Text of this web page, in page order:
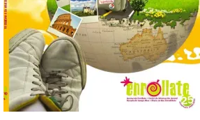
Nueva edición de León
de…viaje. Una iniciativa
organizado por la sección
juvenil de la Asociación
Enróllate, la Asociación
Conceyu País Llionés y el Diario de
Turismo, Ocio e Información para
jóvenes “Enredando.info”. Pilar Aller Aller